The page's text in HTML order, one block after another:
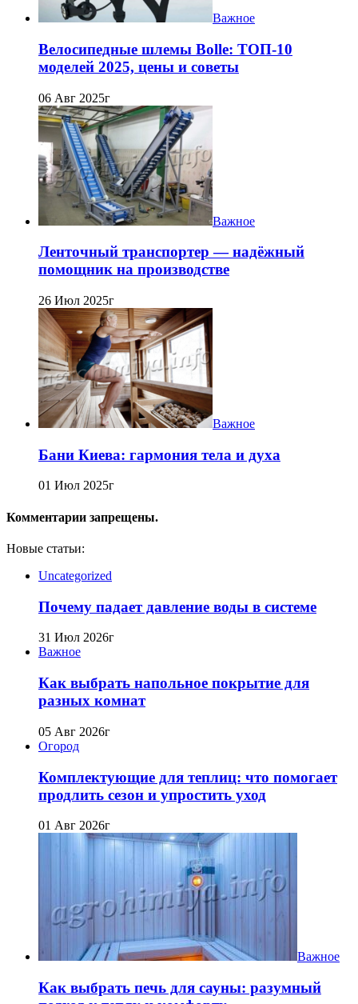
Важное
Велосипедные шлемы Bolle: ТОП-10
моделей 2025, цены и советы
06 Авг 2025г
Важное
Ленточный транспортер — надёжный
помощник на производстве
26 Июл 2025г
Важное
Бани Киева: гармония тела и духа
01 Июл 2025г
Комментарии запрещены.
Новые статьи:
Uncategorized
Почему падает давление воды в системе
31 Июл 2026г
Важное
Как выбрать напольное покрытие для
разных комнат
05 Авг 2026г
Огород
Комплектующие для теплиц: что помогает
продлить сезон и упростить уход
01 Авг 2026г
Важное
Как выбрать печь для сауны: разумный